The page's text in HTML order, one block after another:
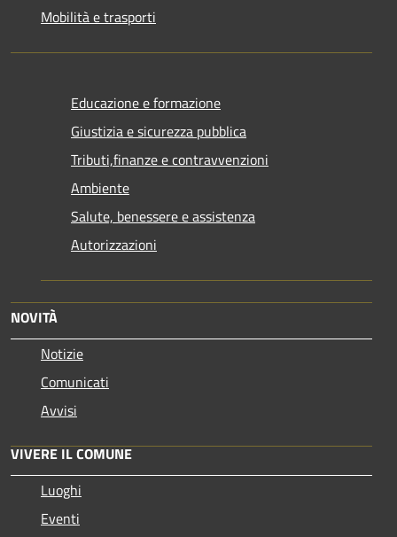
Mobilità e trasporti
Educazione e formazione
Giustizia e sicurezza pubblica
Tributi,finanze e contravvenzioni
Ambiente
Salute, benessere e assistenza
Autorizzazioni
NOVITÀ
Notizie
Comunicati
Avvisi
VIVERE IL COMUNE
Luoghi
Eventi